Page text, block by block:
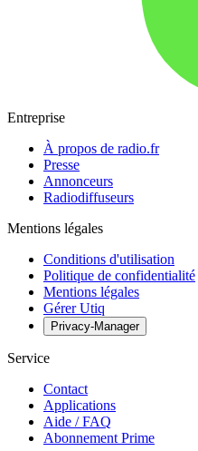
Entreprise
À propos de radio.fr
Presse
Annonceurs
Radiodiffuseurs
Mentions légales
Conditions d'utilisation
Politique de confidentialité
Mentions légales
Gérer Utiq
Privacy-Manager
Service
Contact
Applications
Aide / FAQ
Abonnement Prime